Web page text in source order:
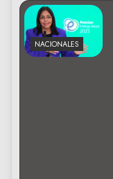
NACIONALES